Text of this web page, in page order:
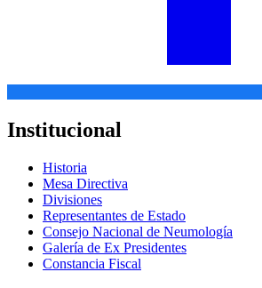
Institucional
Historia
Mesa Directiva
Divisiones
Representantes de Estado
Consejo Nacional de Neumología
Galería de Ex Presidentes
Constancia Fiscal